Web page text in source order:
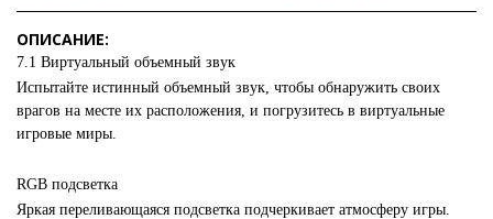
ОПИСАНИЕ:
7.1 Виртуальный объемный звук
Испытайте истинный объемный звук, чтобы обнаружить своих
врагов на месте их расположения, и погрузитесь в виртуальные
игровые миры.
RGB подсветка
Яркая переливающаяся подсветка подчеркивает атмосферу игры.